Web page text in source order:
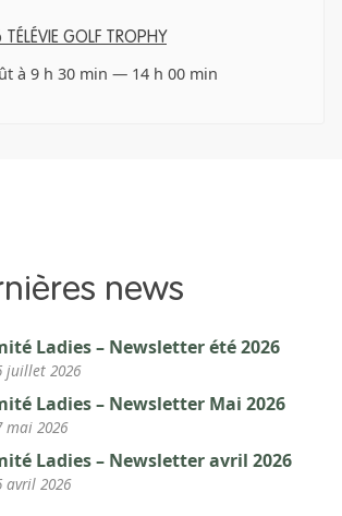
GOLF TROPHY
à 9 h 30 min — 14 h 00 min
news
Ladies – Newsletter été 2026
juillet 2026
Ladies – Newsletter Mai 2026
mai 2026
Ladies – Newsletter avril 2026
avril 2026